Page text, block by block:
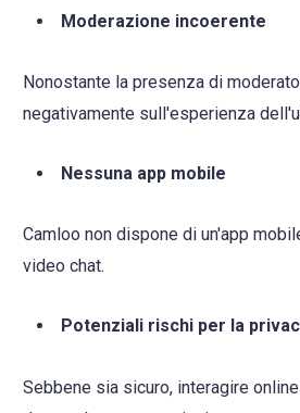
Moderazione incoerente
Nonostante la presenza di
negativamente sull'esperienza
Nessuna app mobile
Camloo non dispone di un'app
video chat.
Potenziali rischi per la
Sebbene sia sicuro, interagire